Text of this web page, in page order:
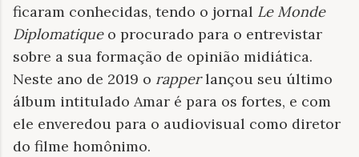
ficaram conhecidas, tendo o jornal Le Monde
Diplomatiqueo procurado para o entrevistar
sobre a sua formação de opinião midiática.
Neste ano de 2019 o rapperlançou seu último
álbum intitulado Amar é para os fortes, e com
ele enveredou para o audiovisual como diretor
do filme homônimo.